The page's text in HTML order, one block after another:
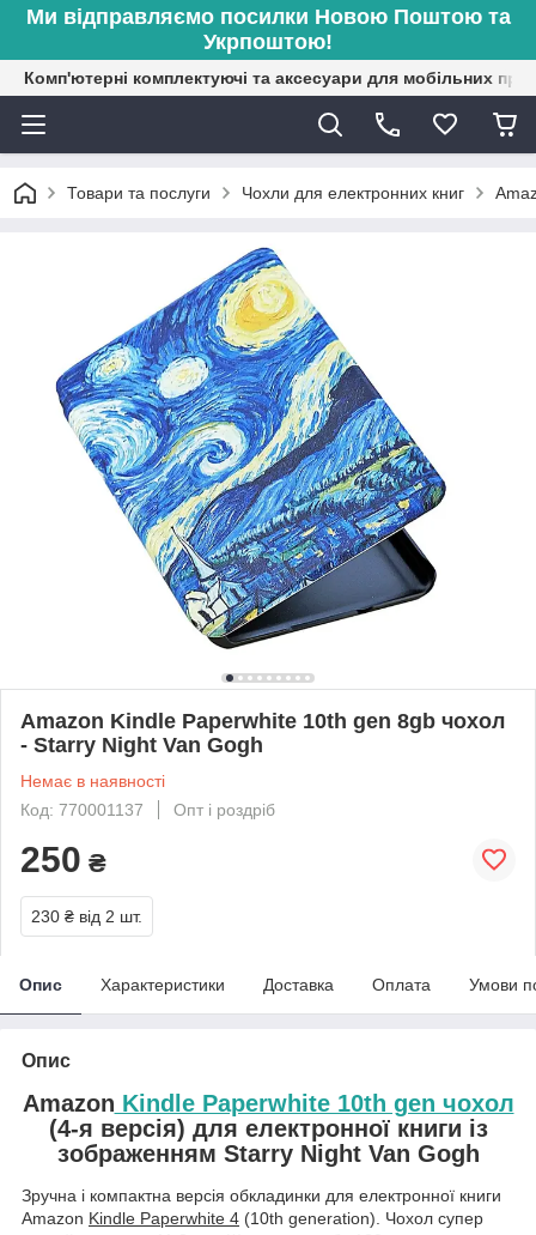
Ми відправляємо посилки Новою Поштою та
Укрпоштою!
Комп'ютерні комплектуючі та аксесуари для мобільних
Товари та послуги Чохли для електронних книг
Amazon Kindle Paperwhite 10th gen 8gb чохол
- Starry Night Van Gogh
Немає в наявності
Код: 770001137
Опт і роздріб
250 ₴
230 ₴ від 2 шт.
Опис Характеристики Доставка Оплата Умови
Опис
Amazon Kindle Paperwhite 10th gen чохол
(4-я версія) для електронної книги із
зображенням Starry Night Van Gogh
Зручна і компактна версія обкладинки для електронної книги
Amazon Kindle Paperwhite 4 (10th generation). Чохол супер